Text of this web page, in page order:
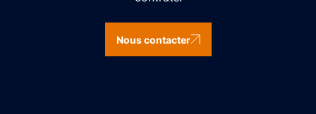
Nous contacter